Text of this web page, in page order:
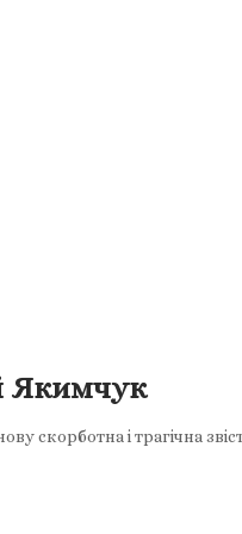
Якимчук
скорботна і трагічна